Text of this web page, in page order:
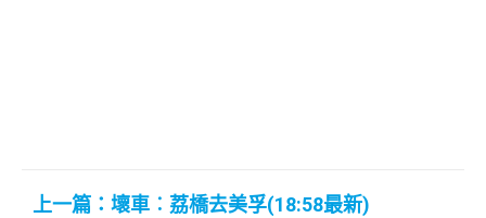
上一篇：壞車︰荔橋去美孚(18:58最新)